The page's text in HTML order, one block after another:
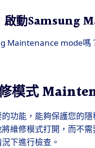
啟動Samsung
Maintenance mode嗎
模式
功能，能夠保護您的
維修模式打開，而不
下進行檢查。